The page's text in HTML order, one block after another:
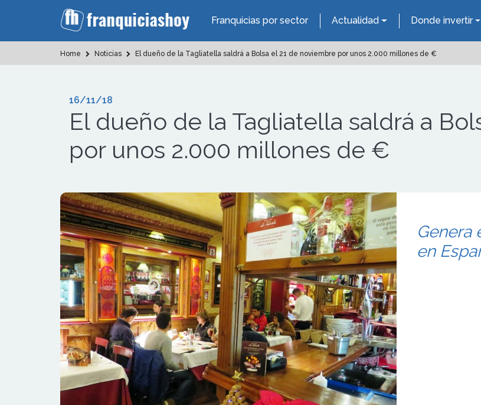
Franquicias por sector Actualidad Donde invertir
Home Noticias El dueño de la Tagliatella saldrá a Bolsa el 21 de noviembre por unos 2.000 millones de €
16/11/18
El dueño de la Tagliatella saldrá a
por unos 2.000 millones de €
Genera
en